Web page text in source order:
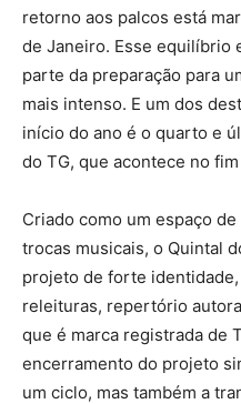
retorno aos palcos está
de Janeiro. Esse equilíbrio
parte da preparação para
mais intenso. E um dos
início do ano é o quarto e
do TG, que acontece no
Criado como um espaço
trocas musicais, o Quintal
projeto de forte
releituras, repertório
que é marca registrada de
encerramento do projeto
um ciclo, mas também a